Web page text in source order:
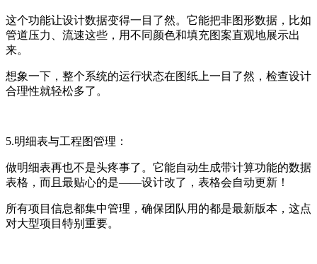
这个功能让设计数据变得一目了然。它能把非图形数据，比如
管道压力、流速这些，用不同颜色和填充图案直观地展示出
来。
想象一下，整个系统的运行状态在图纸上一目了然，检查设计
合理性就轻松多了。
5.明细表与工程图管理：
做明细表再也不是头疼事了。它能自动生成带计算功能的数据
表格，而且最贴心的是——设计改了，表格会自动更新！
所有项目信息都集中管理，确保团队用的都是最新版本，这点
对大型项目特别重要。